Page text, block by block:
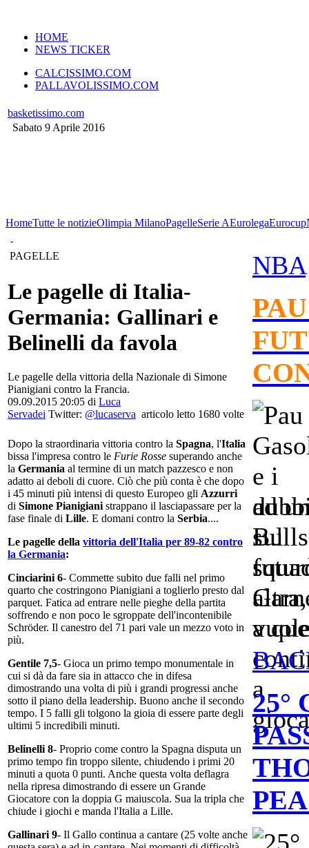
HOME
NEWS TICKER
CALCISSIMO.COM
PALLAVOLISSIMO.COM
basketissimo.com
Sabato 9 Aprile 2016
HomeTutte le notizieOlimpia MilanoPagelleSerie AEurolegaEurocup
PAGELLE
Le pagelle di Italia-
Germania: Gallinari e
Belinelli da favola
Le pagelle della vittoria della Nazionale di Simone
Pianigiani contro la Francia.
09.09.2015 20:05 di Luca
Servadei Twitter: @lucaserva articolo letto 1680 volte
Dopo la straordinaria vittoria contro la Spagna, l'Italia
bissa l'impresa contro le Furie Rosse superando anche
la Germania al termine di un match pazzesco e non
adatto ai deboli di cuore. Ciò che più conta è che dopo
i 45 minuti più intensi di questo Europeo gli Azzurri
di Simone Pianigiani strappano il lasciapassare per la
fase finale di Lille. E domani contro la Serbia....
Le pagelle della vittoria dell'Italia per 89-82 contro
la Germania:
Cinciarini 6- Commette subito due falli nel primo
quarto che costringono Pianigiani a toglierlo presto dal
parquet. Fatica ad entrare nelle pieghe della partita
soffrendo e non poco le sgroppate dell'incontenibile
Schröder. Il canestro del 71 pari vale un mezzo voto in
più.
Gentile 7,5- Gioca un primo tempo monumentale in
cui si dà da fare sia in attacco che in difesa
dimostrando una volta di più i grandi progressi anche
sotto il piano della leadership. Buono anche il secondo
tempo. I 5 falli gli tolgono la gioia di essere parte degli
ultimi 5 incredibili minuti.
Belinelli 8- Proprio come contro la Spagna disputa un
primo tempo fin troppo silente, chiudendo i primi 20
minuti a quota 0 punti. Anche questa volta deflagra
nella ripresa dimostrando di essere un Grande
Giocatore con la doppia G maiuscola. Sua la tripla che
chiude i giochi e manda l'Italia a Lille.
Gallinari 9- Il Gallo continua a cantare (25 volte anche
NBA
ad
a
25°